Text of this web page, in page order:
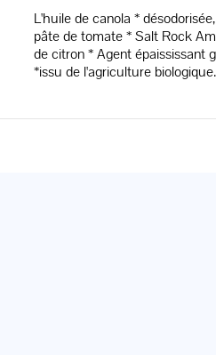
L'huile de canola *
pâte de tomate * Salt Rock
de citron * Agent épaississant
*issu de l'agriculture biologique.